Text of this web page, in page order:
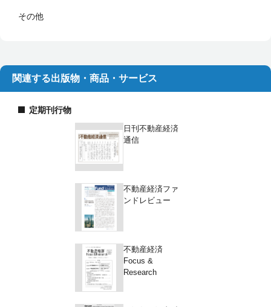
その他
関連する出版物・商品・サービス
定期刊行物
日刊不動産経済
通信
不動産経済ファ
ンドレビュー
不動産経済
Focus &
Research